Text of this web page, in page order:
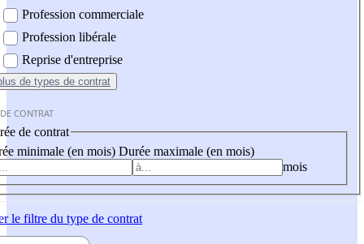
Profession commerciale
Profession libérale
Reprise d'entreprise
de types de contrat
CONTRAT
de contrat
minimale (en mois) Durée maximale (en mois)
mois
le filtre du type de contrat